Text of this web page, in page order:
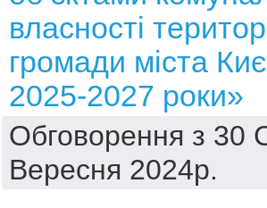
власності
громади міста
2025-2027 роки»
Обговорення з 30
Вересня 2024р.